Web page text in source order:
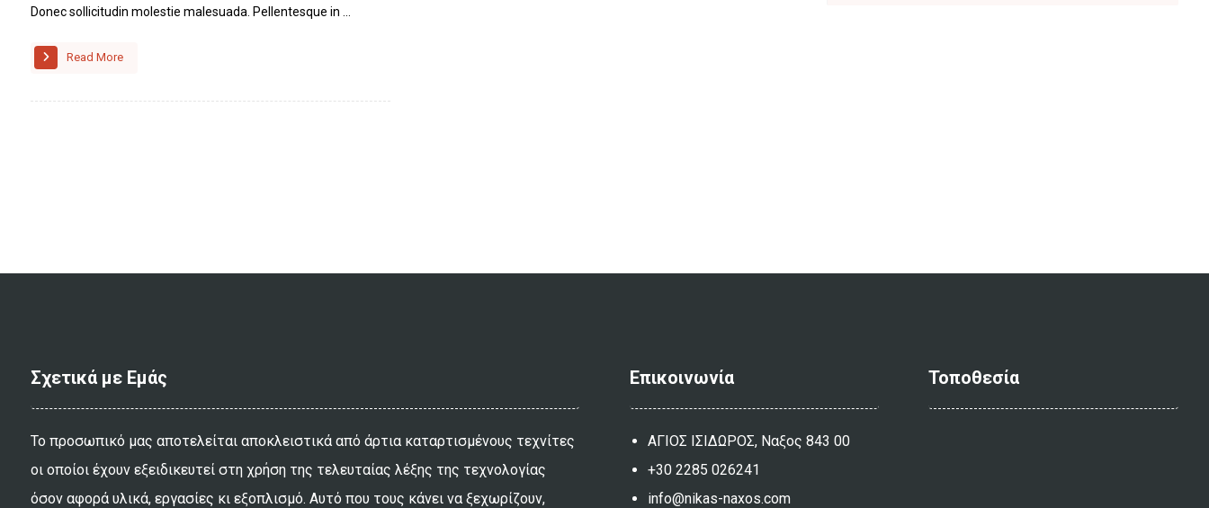
Donec sollicitudin molestie malesuada. Pellentesque in ...
Read More
Σχετικά με Εμάς
Το προσωπικό μας αποτελείται αποκλειστικά από άρτια καταρτισμένους τεχνίτες
οι οποίοι έχουν εξειδικευτεί στη χρήση της τελευταίας λέξης της τεχνολογίας
όσον αφορά υλικά, εργασίες κι εξοπλισμό. Αυτό που τους κάνει να ξεχωρίζουν,
Επικοινωνία
ΑΓΙΟΣ ΙΣΙΔΩΡΟΣ, Ναξος 843 00
+30 2285 026241
info@nikas-naxos.com
Τοποθεσία